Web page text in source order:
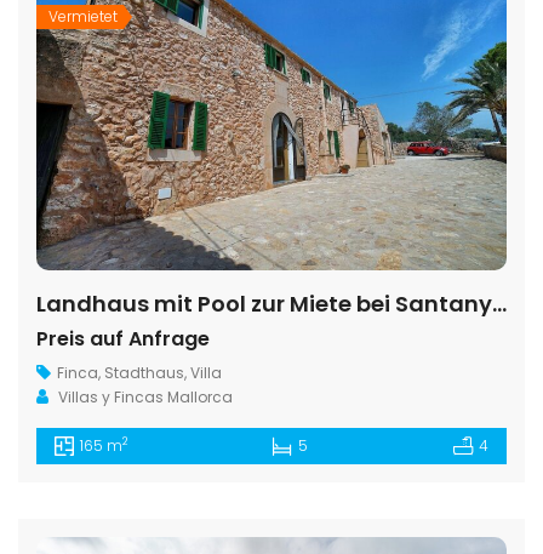
Vermietet
Landhaus mit Pool zur Miete bei Santanyí, Mallorca
Preis auf Anfrage
Finca, Stadthaus,Villa
Villas y Fincas Mallorca
165 m2 5 4